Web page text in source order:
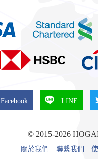
Facebook LINE
© 2015-2026
關於我們 聯繫我們